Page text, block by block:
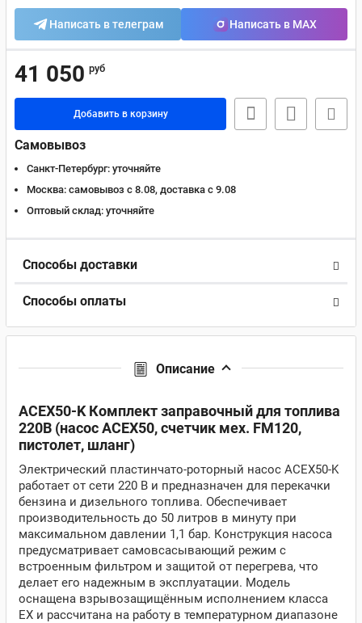
Написать в телеграм Написать в MAX
41 050 руб
Добавить в корзину
Самовывоз
Санкт-Петербург: уточняйте
Москва: самовывоз с 8.08, доставка c 9.08
Оптовый склад: уточняйте
Способы доставки
Способы оплаты
Описание
ACEX50-K Комплект заправочный для топлива
220В (насос ACEX50, счетчик мех. FM120,
пистолет, шланг)
Электрический пластинчато-роторный насос ACEX50-K
работает от сети 220 В и предназначен для перекачки
бензина и дизельного топлива. Обеспечивает
производительность до 50 литров в минуту при
максимальном давлении 1,1 бар. Конструкция насоса
предусматривает самовсасывающий режим с
встроенным фильтром и защитой от перегрева, что
делает его надежным в эксплуатации. Модель
оснащена взрывозащищённым исполнением класса
EX и рассчитана на работу в температурном диапазоне